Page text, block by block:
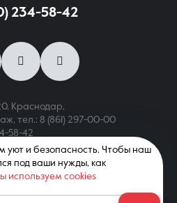
234-58-42
Краснодар,
тел.: 8 (861) 297-00-00
58-42
на сайте, носит только
не является публичной офертой,
ст. 437 ГК РФ. Все права
материалов с сайта
уют и безопасность. Чтобы наш
под ваши нужды, как
используем cookies